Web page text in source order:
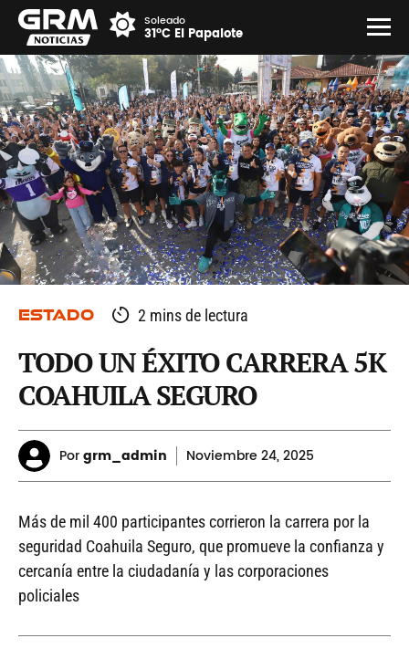
Soleado
31°C El Papalote
ESTADO 2 mins de lectura
TODO UN ÉXITO CARRERA 5K
COAHUILA SEGURO
Porgrm_admin Noviembre 24, 2025
Más de mil 400 participantes corrieron la carrera por la
seguridad Coahuila Seguro, que promueve la confianza y
cercanía entre la ciudadanía y las corporaciones
policiales